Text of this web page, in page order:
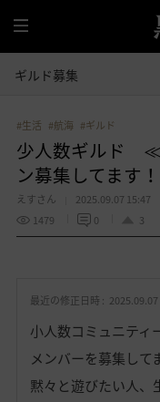
全
体
ギルド募集
#生活 #航海 #ギルド
少人数ギルド
ン募集してます！
えすさん
2025.09.07 15:47
1479
0 3
最近の修正日時 :
小人数コミュニティ
メンバーを募集し
黙々と遊びたい人、